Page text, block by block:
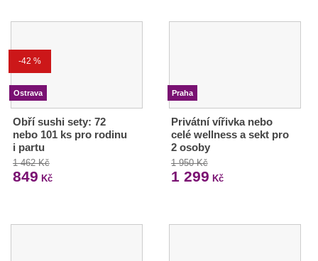
-42 %
Ostrava
Obří sushi sety: 72
nebo 101 ks pro rodinu
i partu
1 462 Kč
849 Kč
Praha
Privátní vířivka nebo
celé wellness a sekt pro
2 osoby
1 950 Kč
1 299 Kč